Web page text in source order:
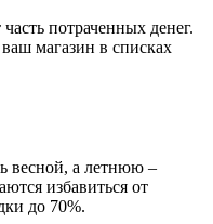
потраченных денег.
магазин в списках
весной, а летнюю –
избавиться от
до 70%.